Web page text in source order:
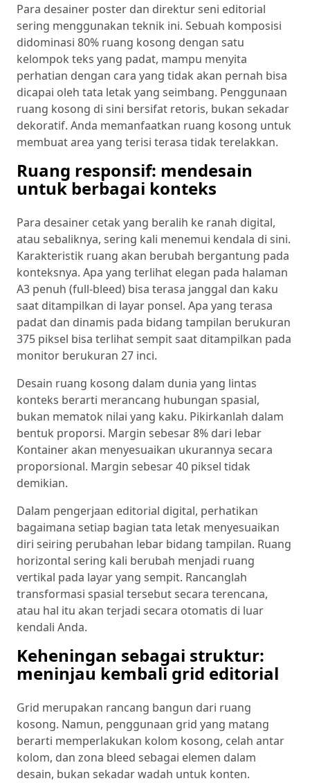
Para desainer poster dan direktur seni editorial
sering menggunakan teknik ini. Sebuah komposisi
didominasi 80% ruang kosong dengan satu
kelompok teks yang padat, mampu menyita
perhatian dengan cara yang tidak akan pernah bisa
dicapai oleh tata letak yang seimbang. Penggunaan
ruang kosong di sini bersifat retoris, bukan sekadar
dekoratif. Anda memanfaatkan ruang kosong untuk
membuat area yang terisi terasa tidak terelakkan.
Ruang responsif: mendesain
untuk berbagai konteks
Para desainer cetak yang beralih ke ranah digital,
atau sebaliknya, sering kali menemui kendala di sini.
Karakteristik ruang akan berubah bergantung pada
konteksnya. Apa yang terlihat elegan pada halaman
A3 penuh (full-bleed) bisa terasa janggal dan kaku
saat ditampilkan di layar ponsel. Apa yang terasa
padat dan dinamis pada bidang tampilan berukuran
375 piksel bisa terlihat sempit saat ditampilkan pada
monitor berukuran 27 inci.
Desain ruang kosong dalam dunia yang lintas
konteks berarti merancang hubungan spasial,
bukan mematok nilai yang kaku. Pikirkanlah dalam
bentuk proporsi. Margin sebesar 8% dari lebar
Kontainer akan menyesuaikan ukurannya secara
proporsional. Margin sebesar 40 piksel tidak
demikian.
Dalam pengerjaan editorial digital, perhatikan
bagaimana setiap bagian tata letak menyesuaikan
diri seiring perubahan lebar bidang tampilan. Ruang
horizontal sering kali berubah menjadi ruang
vertikal pada layar yang sempit. Rancanglah
transformasi spasial tersebut secara terencana,
atau hal itu akan terjadi secara otomatis di luar
kendali Anda.
Keheningan sebagai struktur:
meninjau kembali grid editorial
Grid merupakan rancang bangun dari ruang
kosong. Namun, penggunaan grid yang matang
berarti memperlakukan kolom kosong, celah antar
kolom, dan zona bleed sebagai elemen dalam
desain, bukan sekadar wadah untuk konten.